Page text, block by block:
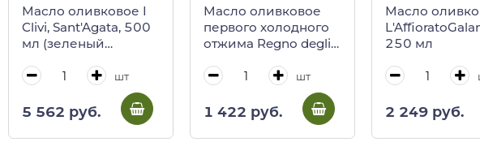
Масло оливковое I
Clivi, Sant'Agata, 500
мл (зеленый
шт
5 562 руб.
Масло оливковое
первого холодного
отжима Regno degliI
шт
1 422 руб.
Масло
250 мл
2 249 руб.